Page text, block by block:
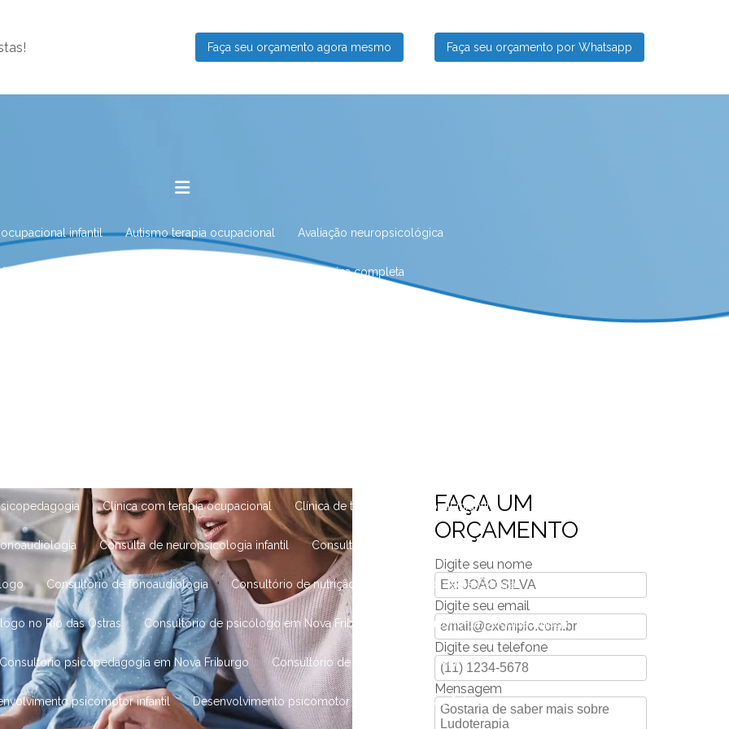
Faça seu orçamento agora mesmo Faça seu orçamento por Whatsapp
ocupacional infantil Autismo terapia ocupacional Avaliação neuropsicológica
neuropsicológica para autismo Avaliação neuropsicológica completa
Clínica com terapia ocupacional Clínica de terapia ocupacional infantil
Consulta de neuropsicologia infantil Consulta neuropsicológica
Consultório de fonoaudiologia Consultório de nutrição Consultório de psicologia
no Rio das Ostras Consultório de psicólogo em Nova Friburgo Consultório de psicopedagoga
Consultório psicopedagogia em Nova Friburgo Consultório de terapia ocupacional
psicomotor infantil Desenvolvimento psicomotor infantil no Rio das Ostras
FAÇA UM
ORÇAMENTO
Digite seu nome
Digite seu email
Digite seu telefone
Mensagem